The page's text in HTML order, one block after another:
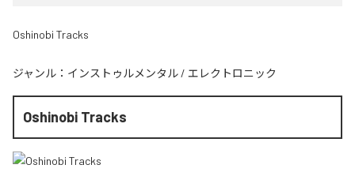
Oshinobi Tracks
ジャンル： インストゥルメンタル / エレクトロニック
Oshinobi Tracks